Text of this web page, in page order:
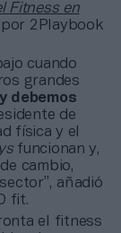
Fitness en
2Playbook
cuando
grandes
debemos
de
física y el
funcionan y,
cambio,
añadió
fit.
el fitness